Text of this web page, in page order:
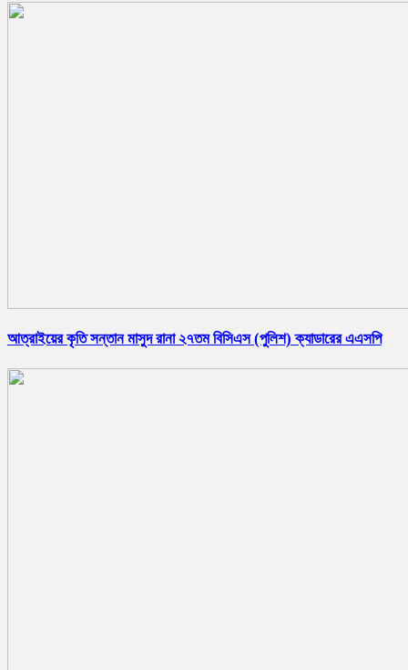
আত্রাইয়ের কৃতি সন্তান মাসুদ রানা ২৭তম বিসিএস (পুলিশ) ক্যাডারের এএসপি